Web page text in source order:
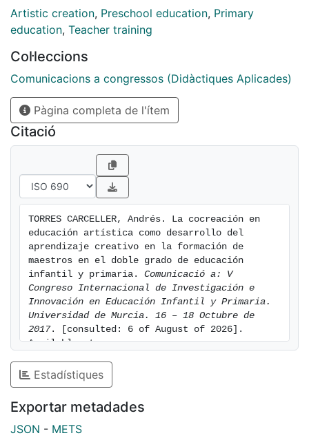
Artistic creation, Preschool education, Primary
education, Teacher training
Col·leccions
Comunicacions a congressos (Didàctiques Aplicades)
Pàgina completa de l'ítem
Citació
TORRES CARCELLER, Andrés. La cocreación en
educación artística como desarrollo del
aprendizaje creativo en la formación de
maestros en el doble grado de educación
infantil y primaria. Comunicació a: V
Congreso Internacional de Investigación e
Innovación en Educación Infantil y Primaria.
Universidad de Murcia. 16 – 18 Octubre de
2017. [consulted: 6 of August of 2026].
Available at:
Estadístiques
Exportar metadades
JSON - METS